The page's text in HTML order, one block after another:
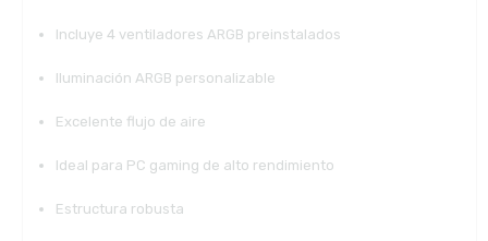
Incluye 4 ventiladores ARGB preinstalados
Iluminación ARGB personalizable
Excelente flujo de aire
Ideal para PC gaming de alto rendimiento
Estructura robusta